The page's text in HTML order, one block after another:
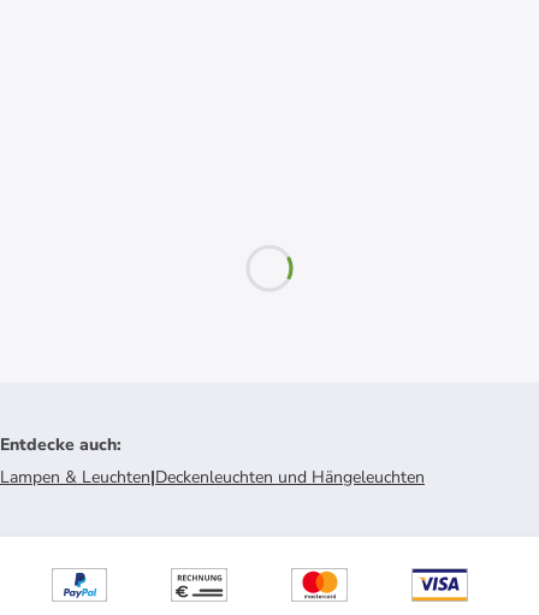
Entdecke auch:
Lampen & Leuchten|Deckenleuchten und Hängeleuchten